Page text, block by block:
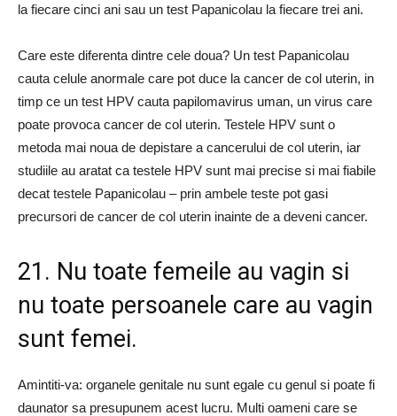
la fiecare cinci ani sau un test Papanicolau la fiecare trei ani.
Care este diferenta dintre cele doua? Un test Papanicolau
cauta celule anormale care pot duce la cancer de col uterin, in
timp ce un test HPV cauta papilomavirus uman, un virus care
poate provoca cancer de col uterin. Testele HPV sunt o
metoda mai noua de depistare a cancerului de col uterin, iar
studiile au aratat ca testele HPV sunt mai precise si mai fiabile
decat testele Papanicolau – prin ambele teste pot gasi
precursori de cancer de col uterin inainte de a deveni cancer.
21. Nu toate femeile au vagin si
nu toate persoanele care au vagin
sunt femei.
Amintiti-va: organele genitale nu sunt egale cu genul si poate fi
daunator sa presupunem acest lucru. Multi oameni care se